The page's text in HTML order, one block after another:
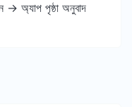
-> অ্যাপ পৃষ্ঠা অনুবাদ